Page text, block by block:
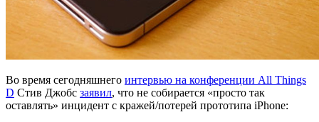
Во время сегодняшнего интервью на конференции All Things
D Стив Джобс заявил, что не собирается «просто так
оставлять» инцидент с кражей/потерей прототипа iPhone: